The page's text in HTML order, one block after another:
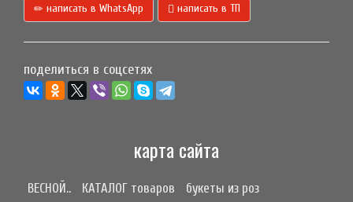
написать в WhatsApp написать в ТП
поделиться в соцсетях
карта сайта
ВЕСНОЙ.. КАТАЛОГ товаров
букеты из роз